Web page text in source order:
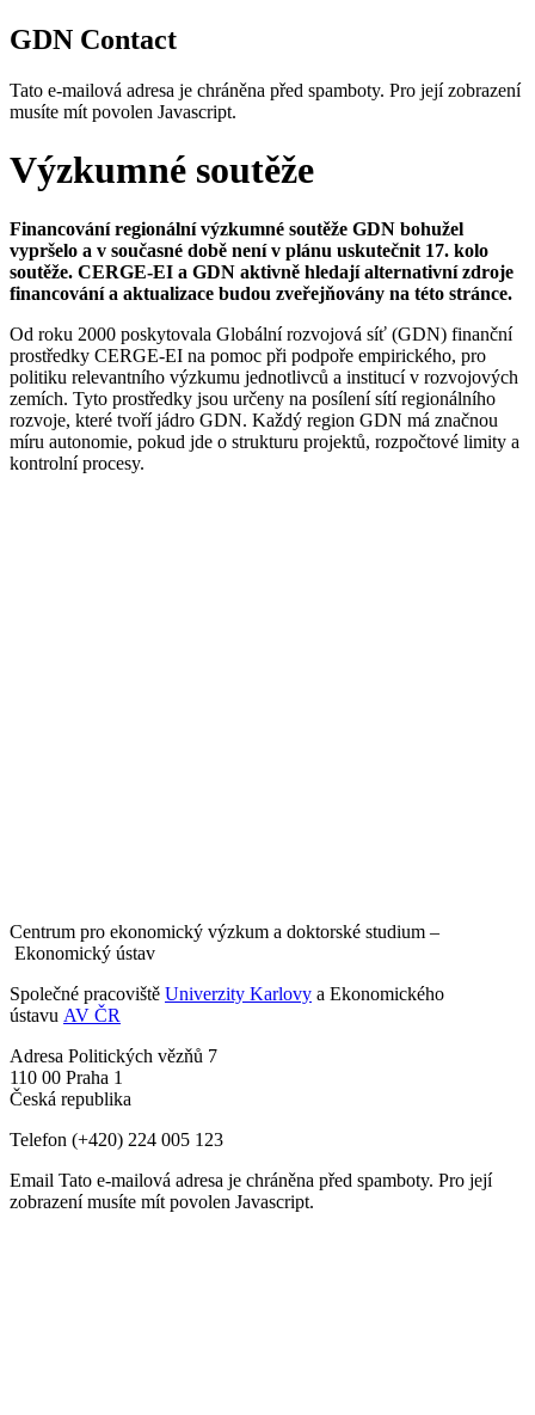
GDN Contact
Tato e-mailová adresa je chráněna před spamboty. Pro její zobrazení
musíte mít povolen Javascript.
Výzkumné soutěže
Financování regionální výzkumné soutěže GDN bohužel
vypršelo a v současné době není v plánu uskutečnit 17. kolo
soutěže. CERGE-EI a GDN aktivně hledají alternativní zdroje
financování a aktualizace budou zveřejňovány na této stránce.
Od roku 2000 poskytovala Globální rozvojová síť (GDN) finanční
prostředky CERGE-EI na pomoc při podpoře empirického, pro
politiku relevantního výzkumu jednotlivců a institucí v rozvojových
zemích. Tyto prostředky jsou určeny na posílení sítí regionálního
rozvoje, které tvoří jádro GDN. Každý region GDN má značnou
míru autonomie, pokud jde o strukturu projektů, rozpočtové limity a
kontrolní procesy.
Centrum pro ekonomický výzkum a doktorské studium –
Ekonomický ústav
Společné pracoviště Univerzity Karlovy a Ekonomického
ústavu AV ČR
Adresa Politických vězňů 7
110 00 Praha 1
Česká republika
Telefon (+420) 224 005 123
Email Tato e-mailová adresa je chráněna před spamboty. Pro její
zobrazení musíte mít povolen Javascript.